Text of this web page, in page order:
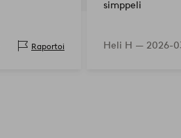
Raportoi
simppeli
Heli H — 2026-